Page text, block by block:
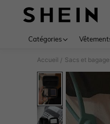
Catégories
Accueil / Sacs et